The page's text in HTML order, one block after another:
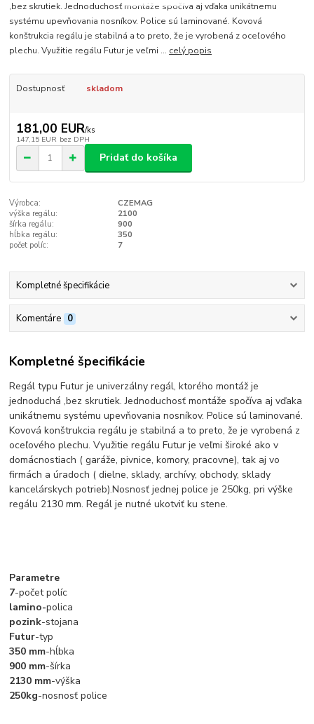
,bez skrutiek. Jednoduchosť montáže spočíva aj vďaka unikátnemu
systému upevňovania nosníkov. Police sú laminované. Kovová
konštrukcia regálu je stabilná a to preto, že je vyrobená z oceľového
plechu. Využitie regálu Futur je veľmi ... celý popis
Dostupnosť skladom
181,00 EUR/ks
147,15 EUR bez DPH
Pridať do košíka
Výrobca:
CZEMAG
výška regálu:
2100
šírka regálu:
900
hĺbka regálu:
350
počet políc:
7
Kompletné špecifikácie
Komentáre 0
Kompletné špecifikácie
Regál typu Futur je univerzálny regál, ktorého montáž je
jednoduchá ,bez skrutiek. Jednoduchosť montáže spočíva aj vďaka
unikátnemu systému upevňovania nosníkov. Police sú laminované.
Kovová konštrukcia regálu je stabilná a to preto, že je vyrobená z
oceľového plechu. Využitie regálu Futur je veľmi široké ako v
domácnostiach ( garáže, pivnice, komory, pracovne), tak aj vo
firmách a úradoch ( dielne, sklady, archívy, obchody, sklady
kancelárskych potrieb).Nosnosť jednej police je 250kg, pri výške
regálu 2130 mm. Regál je nutné ukotviť ku stene.
Parametre
7-počet políc
lamino-polica
pozink-stojana
Futur-typ
350 mm-hĺbka
900 mm-šírka
2130 mm-výška
250kg-nosnosť police